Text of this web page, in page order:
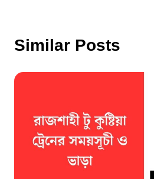
Similar Posts